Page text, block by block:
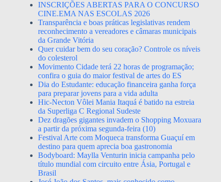
INSCRIÇÕES ABERTAS PARA O CONCURSO
CINE.EMA NAS ESCOLAS 2026
Transparência e boas práticas legislativas rendem
reconhecimento a vereadores e câmaras municipais
da Grande Vitória
Quer cuidar bem do seu coração? Controle os níveis
do colesterol
Movimento Cidade terá 22 horas de programação;
confira o guia do maior festival de artes do ES
Dia do Estudante: educação financeira ganha força
para preparar jovens para a vida adulta
Hic-Necton Vôlei Mania Itaquá é batido na estreia
da Superliga C Regional Sudeste
Dez dragões gigantes invadem o Shopping Moxuara
a partir da próxima segunda-feira (10)
Festival Arte com Moqueca transforma Guaçuí em
destino para quem aprecia boa gastronomia
Bodyboard: Maylla Venturin inicia campanha pelo
título mundial com circuito entre Ásia, Portugal e
Brasil